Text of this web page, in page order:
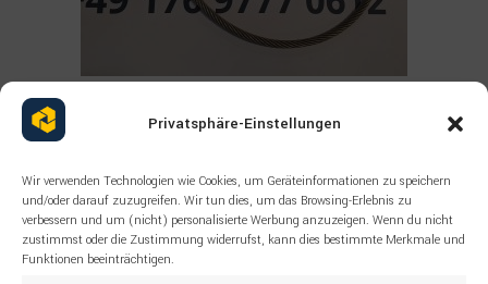
Privatsphäre-Einstellungen
Wir verwenden Technologien wie Cookies, um Geräteinformationen zu speichern
und/oder darauf zuzugreifen. Wir tun dies, um das Browsing-Erlebnis zu
verbessern und um (nicht) personalisierte Werbung anzuzeigen. Wenn du nicht
zustimmst oder die Zustimmung widerrufst, kann dies bestimmte Merkmale und
Funktionen beeinträchtigen.
SANDVIK Wire rope 55038503